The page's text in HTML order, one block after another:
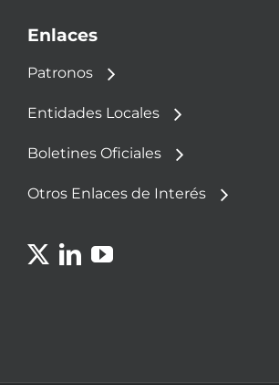
Enlaces
Patronos
Entidades Locales
Boletines Oficiales
Otros Enlaces de Interés